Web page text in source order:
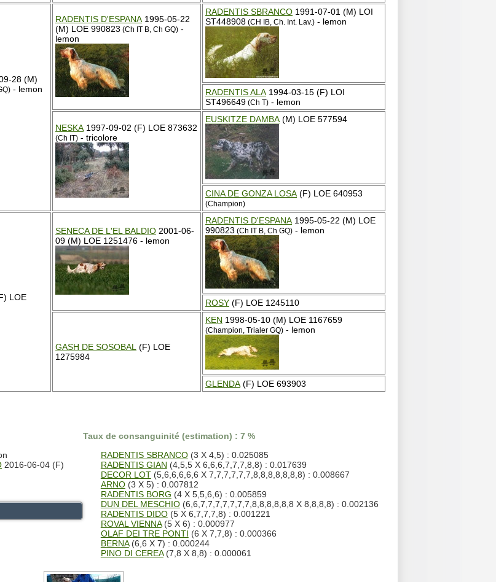
28 (M)
- lemon
RADENTIS D'ESPANA 1995-05-22
(M) LOE 990823 (Ch IT B, Ch GQ) -
lemon
RADENTIS SBRANCO 1991-07-01 (M) LOI
ST448908 (CH IB, Ch. Int. Lav.) - lemon
RADENTIS ALA 1994-03-15 (F) LOI
ST496649 (Ch T) - lemon
NESKA 1997-09-02 (F) LOE 873632
(Ch IT) - tricolore
EUSKITZE DAMBA (M) LOE 577594
CINA DE GONZA LOSA (F) LOE 640953
(Champion)
LOE
SENECA DE L'EL BALDIO 2001-06-
09 (M) LOE 1251476 - lemon
RADENTIS D'ESPANA 1995-05-22 (M) LOE
990823 (Ch IT B, Ch GQ) - lemon
ROSY (F) LOE 1245110
GASH DE SOSOBAL (F) LOE
1275984
KEN 1998-05-10 (M) LOE 1167659
(Champion, Trialer GQ) - lemon
GLENDA (F) LOE 693903
2016-06-04 (F)
Taux de consanguinité (estimation) : 7 %
RADENTIS SBRANCO(3 X 4,5) : 0.025085
RADENTIS GIAN (4,5,5 X 6,6,6,7,7,7,8,8) : 0.017639
DECOR LOT(5,6,6,6,6,6 X 7,7,7,7,7,7,8,8,8,8,8,8,8) : 0.008667
ARNO(3 X 5) : 0.007812
RADENTIS BORG (4 X 5,5,6,6) : 0.005859
DUN DEL MESCHIO(6,6,7,7,7,7,7,7,7,8,8,8,8,8,8 X 8,8,8,8) : 0.002136
RADENTIS DIDO(5 X 6,7,7,7,8) : 0.001221
ROVAL VIENNA(5 X 6) : 0.000977
OLAF DEI TRE PONTI (6 X 7,7,8) : 0.000366
BERNA(6,6 X 7) : 0.000244
PINO DI CEREA(7,8 X 8,8) : 0.000061